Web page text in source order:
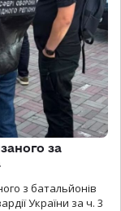
за
з батальйонів
України за ч. 3